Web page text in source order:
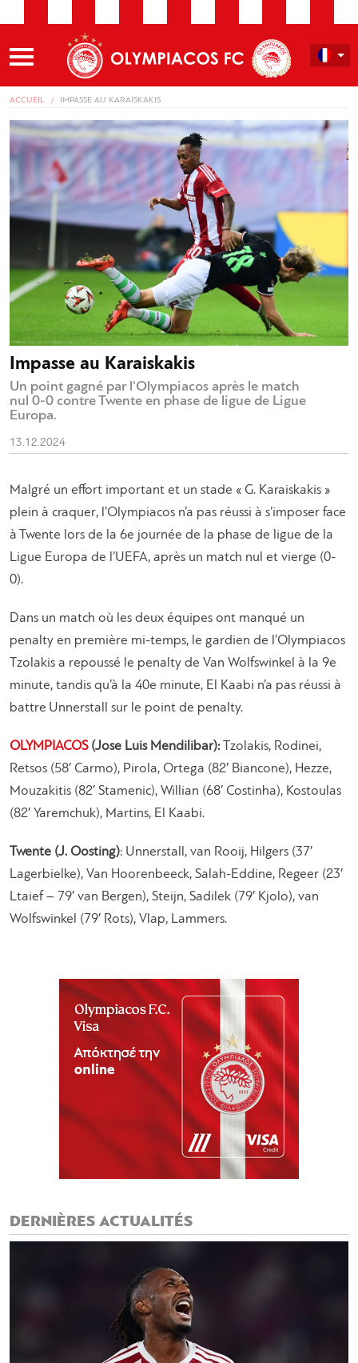
ACCUEIL IMPASSE AU KARAISKAKIS
Impasse au Karaiskakis
Un point gagné par l'Olympiacos après le match
nul 0-0 contre Twente en phase de ligue de Ligue
Europa.
13.12.2024
Malgré un effort important et un stade « G. Karaiskakis »
plein à craquer, l’Olympiacos n’a pas réussi à s’imposer face
à Twente lors de la 6e journée de la phase de ligue de la
Ligue Europa de l’UEFA, après un match nul et vierge (0-
0).
Dans un match où les deux équipes ont manqué un
penalty en première mi-temps, le gardien de l’Olympiacos
Tzolakis a repoussé le penalty de Van Wolfswinkel à la 9e
minute, tandis qu’à la 40e minute, El Kaabi n’a pas réussi à
battre Unnerstall sur le point de penalty.
OLYMPIACOS(Jose Luis Mendilibar): Tzolakis, Rodinei,
Retsos (58′ Carmo), Pirola, Ortega (82′ Biancone), Hezze,
Mouzakitis (82′ Stamenic), Willian (68′ Costinha), Kostoulas
(82′ Yaremchuk), Martins, El Kaabi.
Twente (J. Oosting): Unnerstall, van Rooij, Hilgers (37′
Lagerbielke), Van Hoorenbeeck, Salah-Eddine, Regeer (23′
Ltaief – 79′ van Bergen), Steijn, Sadilek (79′ Kjolo), van
Wolfswinkel (79′ Rots), Vlap, Lammers.
DERNIÈRES ACTUALITÉS